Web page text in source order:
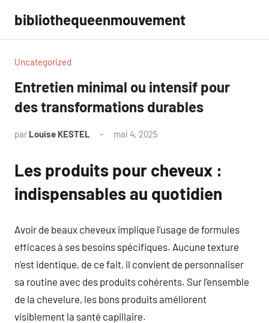
contenu
bibliothequeenmouvement
Uncategorized
Entretien minimal ou intensif pour
des transformations durables
par Louise KESTEL mai 4, 2025
Les produits pour cheveux :
indispensables au quotidien
Avoir de beaux cheveux implique l’usage de formules
efficaces à ses besoins spécifiques. Aucune texture
n’est identique, de ce fait, il convient de personnaliser
sa routine avec des produits cohérents. Sur l’ensemble
de la chevelure, les bons produits améliorent
visiblement la santé capillaire.